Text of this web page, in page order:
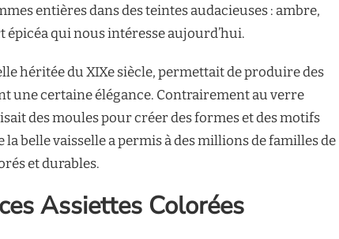
entières dans des teintes audacieuses : ambre,
épicéa qui nous intéresse aujourd’hui.
héritée du XIXe siècle, permettait de produire des
une certaine élégance. Contrairement au verre
des moules pour créer des formes et des motifs
belle vaisselle a permis à des millions de familles de
et durables.
Assiettes Colorées